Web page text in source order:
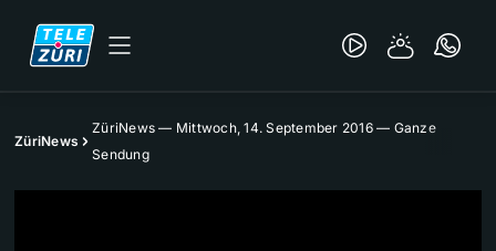
ZüriNews
ZüriNews — Mittwoch, 14. September 2016 — Ganze
Sendung